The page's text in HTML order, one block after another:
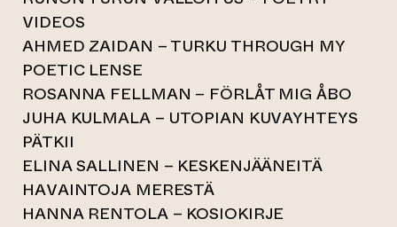
VIDEOS
AHMED ZAIDAN – TURKU THROUGH MY
POETIC LENSE
ROSANNA FELLMAN – FÖRLÅT MIG ÅBO
JUHA KULMALA – UTOPIAN KUVAYHTEYS
PÄTKII
ELINA SALLINEN – KESKENJÄÄNEITÄ
HAVAINTOJA MERESTÄ
HANNA RENTOLA – KOSIOKIRJE